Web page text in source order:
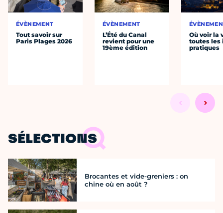
ÉVÈNEMENT
Tout savoir sur
Paris Plages 2026
ÉVÈNEMENT
L’Été du Canal
revient pour une
19ème édition
Où voir la
toutes les
pratiques
SÉLECTIONS
Brocantes et vide-greniers : on
chine où en août ?